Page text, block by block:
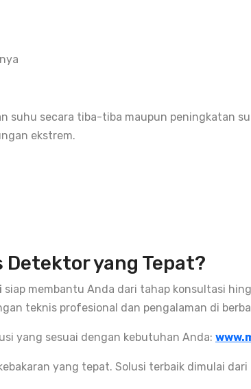
secara tiba-tiba maupun peningkatan
ekstrem.
yang Tepat?
siap membantu Anda dari tahap konsultasi
teknis profesional dan pengalaman di
yang sesuai dengan kebutuhan Anda:
yang tepat. Solusi terbaik dimulai